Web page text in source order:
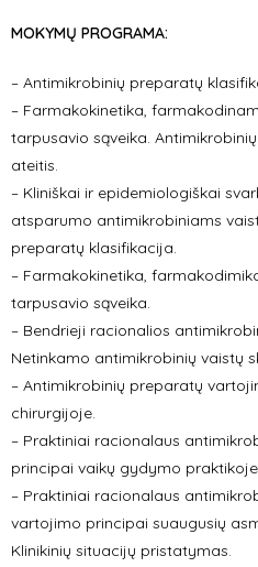
MOKYMŲ PROGRAMA:
– Antimikrobinių preparatų
– Farmakokinetika,
tarpusavio sąveika.
ateitis.
– Kliniškai ir epidemiologiškai
atsparumo antimikrobiniams
preparatų klasifikacija.
– Farmakokinetika,
tarpusavio sąveika.
– Bendrieji racionalios
Netinkamo antimikrobinių vaistų
– Antimikrobinių preparatų
chirurgijoje.
– Praktiniai racionalaus
principai vaikų gydymo
– Praktiniai racionalaus
vartojimo principai suaugusių
Klinikinių situacijų pristatymas.